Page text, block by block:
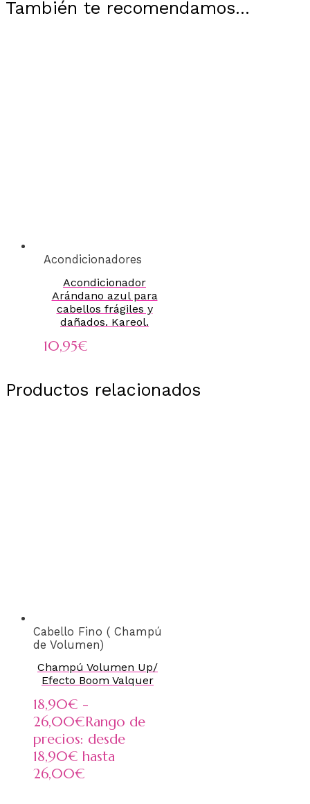
También te recomendamos…
Acondicionadores
Acondicionador
Arándano azul para
cabellos frágiles y
dañados. Kareol.
10,95€
Productos relacionados
Cabello Fino ( Champú
de Volumen)
Champú Volumen Up/
Efecto Boom Valquer
18,90€ -
26,00€Rango de
precios: desde
18,90€ hasta
26,00€